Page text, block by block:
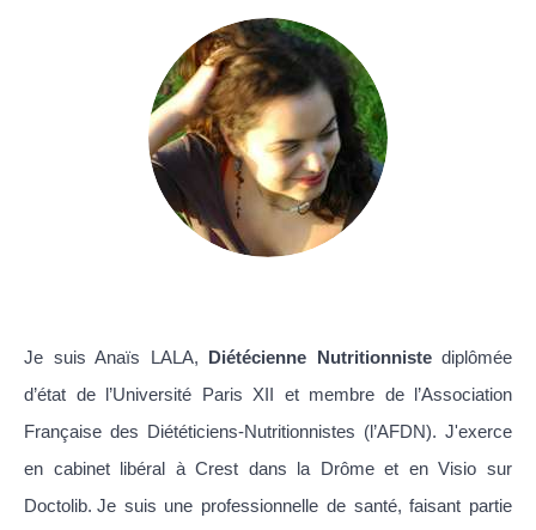
Je suis Anaïs LALA, Diétécienne Nutritionnistediplômée
d’état de l’Université Paris XII et membre de l’Association
Française des Diététiciens-Nutritionnistes (l’AFDN). J'exerce
en cabinet libéral à Crest dans la Drôme et en Visio sur
Doctolib. Je suis une professionnelle de santé, faisant partie